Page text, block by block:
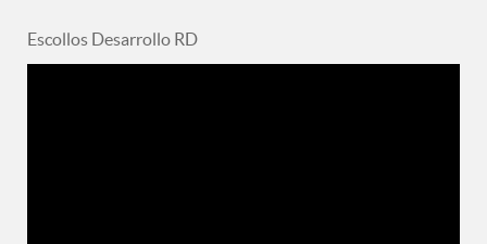
Escollos Desarrollo RD